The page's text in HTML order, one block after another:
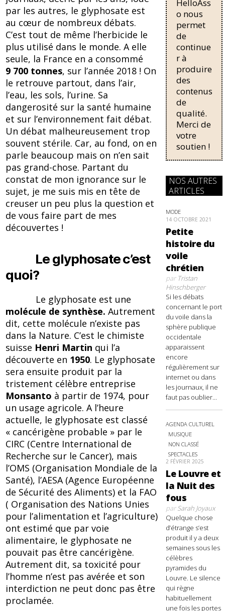
o
k
par les autres, le glyphosate est
au cœur de nombreux débats.
C’est tout de même l’herbicide le
plus utilisé dans le monde. A elle
seule, la France en a consommé
9 700 tonnes, sur l’année 2018 ! On
le retrouve partout, dans l’air,
l’eau, les sols, l’urine. Sa
dangerosité sur la santé humaine
et sur l’environnement fait débat.
Un débat malheureusement trop
souvent stérile. Car, au fond, on en
parle beaucoup mais on n’en sait
pas grand-chose. Partant du
constat de mon ignorance sur le
sujet, je me suis mis en tête de
creuser un peu plus la question et
de vous faire part de mes
découvertes !
Le glyphosate c’est
quoi?
Le glyphosate est une
molécule de synthèse.Autrement
dit, cette molécule n’existe pas
dans la Nature. C’est le chimiste
suisse Henri Martin qui l’a
découverte en 1950. Le glyphosate
sera ensuite produit par la
tristement célèbre entreprise
Monsanto à partir de 1974, pour
un usage agricole. A l’heure
actuelle, le glyphosate est classé
« cancérigène probable » par le
CIRC (Centre International de
Recherche sur le Cancer), mais
l’OMS (Organisation Mondiale de la
Santé), l’AESA (Agence Européenne
de Sécurité des Aliments) et la FAO
( Organisation des Nations Unies
pour l’alimentation et l’agriculture)
ont estimé que par voie
alimentaire, le glyphosate ne
pouvait pas être cancérigène.
Autrement dit, sa toxicité pour
l’homme n’est pas avérée et son
interdiction ne peut donc pas être
proclamée.
pour une
régularisati
on,
passant de
trois...
HelloAss
o nous
permet
de
continue
r à
produire
des
contenus
de
qualité.
Merci de
votre
soutien !
NOS AUTRES
ARTICLES
MODE
14 OCTOBRE 2021
Petite
histoire du
voile
chrétien
parTristan
Hinschberger
Si les débats
concernant le port
du voile dans la
sphère publique
occidentale
apparaissent
encore
régulièrement sur
internet ou dans
les journaux, il ne
faut pas oublier...
AGENDA CULTUREL
MUSIQUE
NON CLASSÉ
SPECTACLES
2 FÉVRIER 2025
Le Louvre et
la Nuit des
fous
parSarah Joyaux
Quelque chose
d’étrange s’est
produit il y a deux
semaines sous les
célèbres
pyramides du
Louvre. Le silence
qui règne
habituellement
une fois les portes